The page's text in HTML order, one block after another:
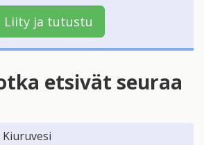
Liity ja tutustu
etsivät seuraa
Kiuruvesi